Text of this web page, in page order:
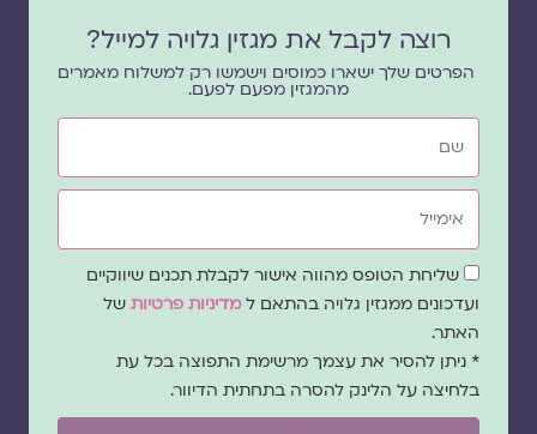
רוצה לקבל את מגזין גלויה למייל?
הפרטים שלך ישארו כמוסים וישמשו רק למשלוח מאמרים
מהמגזין מפעם לפעם.
שם
אימייל
שדה
הסכמה
שליחת הטופס מהווה אישור לקבלת תכנים שיווקיים
ועדכונים ממגזין גלויה בהתאם ל מדיניות פרטיותשל
האתר.
* ניתן להסיר את עצמך מרשימת התפוצה בכל עת
בלחיצה על הלינק להסרה בתחתית הדיוור.